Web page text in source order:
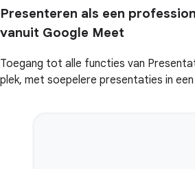
Presenteren als een
vanuit Google Meet
Toegang tot alle functies van
plek, met soepelere presentaties in